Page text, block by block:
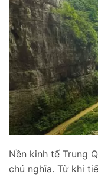
Nền kinh tế Trung
chủ nghĩa. Từ khi